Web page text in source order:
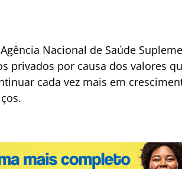
Nacional de Saúde
privados por causa dos valores
cada vez mais em